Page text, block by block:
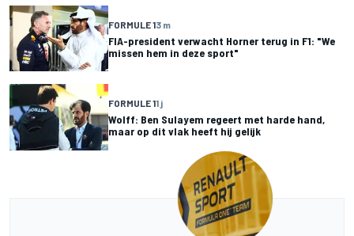
FORMULE 13 m
FIA-president verwacht Horner terug in F1: "We
missen hem in deze sport"
FORMULE 11 j
Wolff: Ben Sulayem regeert met harde hand,
maar op dit vlak heeft hij gelijk